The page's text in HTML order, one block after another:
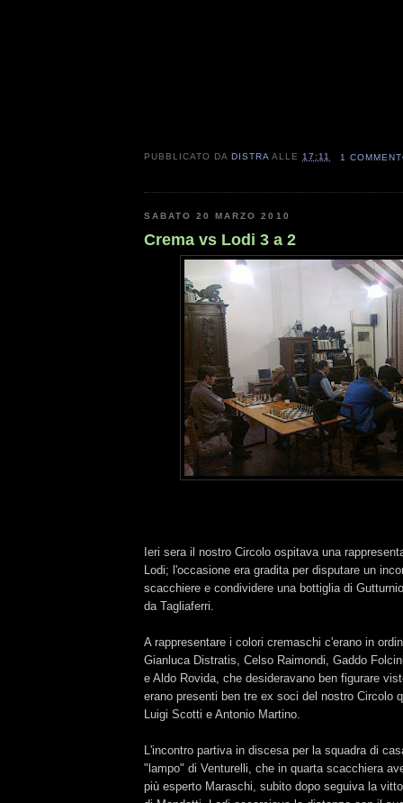
PUBBLICATO DA DISTRA ALLE17:11 1
SABATO 20 MARZO 2010
Crema vs Lodi 3 a 2
Ieri sera il nostro Circolo ospitava una
Lodi; l'occasione era gradita per disputare un
scacchiere e condividere una bottiglia di
da Tagliaferri.
A rappresentare i colori cremaschi c'erano in
Gianluca Distratis, Celso Raimondi, Gaddo
e Aldo Rovida, che desideravano ben figurare
erano presenti ben tre ex soci del nostro Circolo
Luigi Scotti e Antonio Martino.
L'incontro partiva in discesa per la squadra di
"lampo" di Venturelli, che in quarta scacchiera
più esperto Maraschi, subito dopo seguiva la